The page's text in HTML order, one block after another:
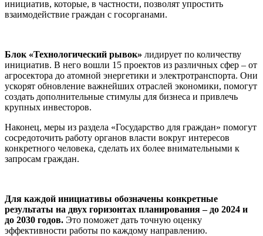
инициатив, которые, в частности, позволят упростить
взаимодействие граждан с госорганами.
Блок «Технологический рывок» лидирует по количеству
инициатив. В него вошли 15 проектов из различных сфер – от
агросектора до атомной энергетики и электротранспорта. Они
ускорят обновление важнейших отраслей экономики, помогут
создать дополнительные стимулы для бизнеса и привлечь
крупных инвесторов.
Наконец, меры из раздела «Государство для граждан» помогут
сосредоточить работу органов власти вокруг интересов
конкретного человека, сделать их более внимательными к
запросам граждан.
Для каждой инициативы обозначены конкретные
результаты на двух горизонтах планирования – до 2024 и
до 2030 годов. Это поможет дать точную оценку
эффективности работы по каждому направлению.